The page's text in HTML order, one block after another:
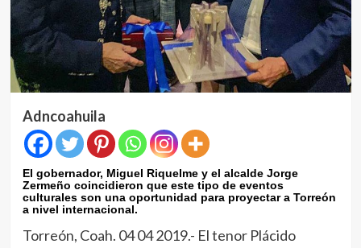
Adncoahuila
El gobernador, Miguel Riquelme y el alcalde Jorge
Zermeño coincidieron que este tipo de eventos
culturales son una oportunidad para proyectar a Torreón
a nivel internacional.
Torreón, Coah. 04 04 2019.- El tenor Plácido